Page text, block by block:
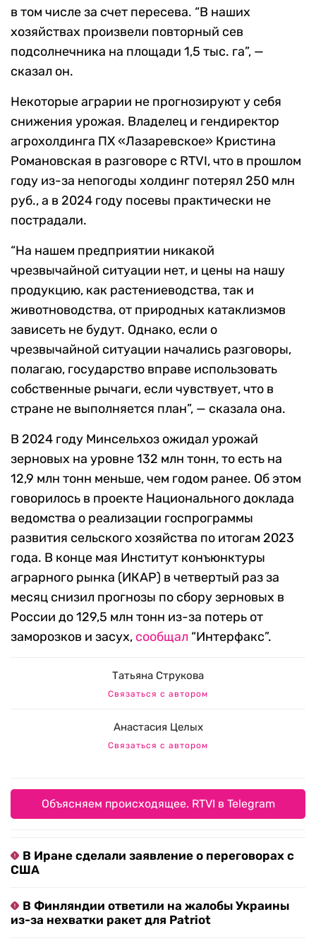
в том числе за счет пересева. “В наших
хозяйствах произвели повторный сев
подсолнечника на площади 1,5 тыс. га”, —
сказал он.
Некоторые аграрии не прогнозируют у себя
снижения урожая. Владелец и гендиректор
агрохолдинга ПХ «Лазаревское» Кристина
Романовская в разговоре с RTVI, что в прошлом
году из-за непогоды холдинг потерял 250 млн
руб., а в 2024 году посевы практически не
пострадали.
“На нашем предприятии никакой
чрезвычайной ситуации нет, и цены на нашу
продукцию, как растениеводства, так и
животноводства, от природных катаклизмов
зависеть не будут. Однако, если о
чрезвычайной ситуации начались разговоры,
полагаю, государство вправе использовать
собственные рычаги, если чувствует, что в
стране не выполняется план”, — сказала она.
В 2024 году Минсельхоз ожидал урожай
зерновых на уровне 132 млн тонн, то есть на
12,9 млн тонн меньше, чем годом ранее. Об этом
говорилось в проекте Национального доклада
ведомства о реализации госпрограммы
развития сельского хозяйства по итогам 2023
года. В конце мая Институт конъюнктуры
аграрного рынка (ИКАР) в четвертый раз за
месяц снизил прогнозы по сбору зерновых в
России до 129,5 млн тонн из-за потерь от
заморозков и засух, сообщал “Интерфакс”.
Татьяна Струкова
Связаться с автором
Анастасия Целых
Связаться с автором
Объясняем происходящее. RTVI в Telegram
В Иране сделали заявление о переговорах с
США
В Финляндии ответили на жалобы Украины
из-за нехватки ракет для Patriot